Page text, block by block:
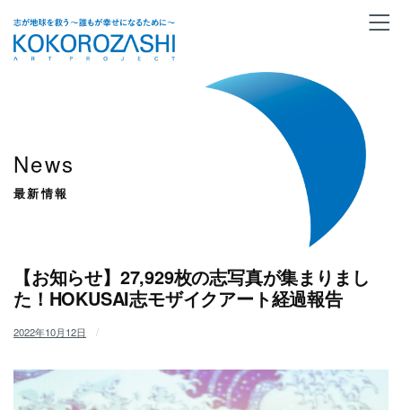
News
最新情報
【お知らせ】27,929枚の志写真が集まりまし
た！HOKUSAI志モザイクアート経過報告
2022年10月12日 /